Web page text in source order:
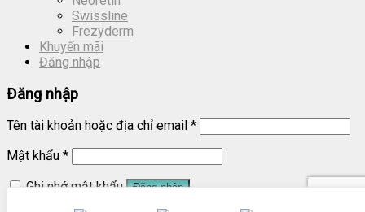
Swissline
Frezyderm
Khuyến mãi
Đăng nhập
Đăng nhập
Tên tài khoản hoặc địa chỉ email *
Mật khẩu *
Ghi nhớ mật khẩu
Đăng nhập